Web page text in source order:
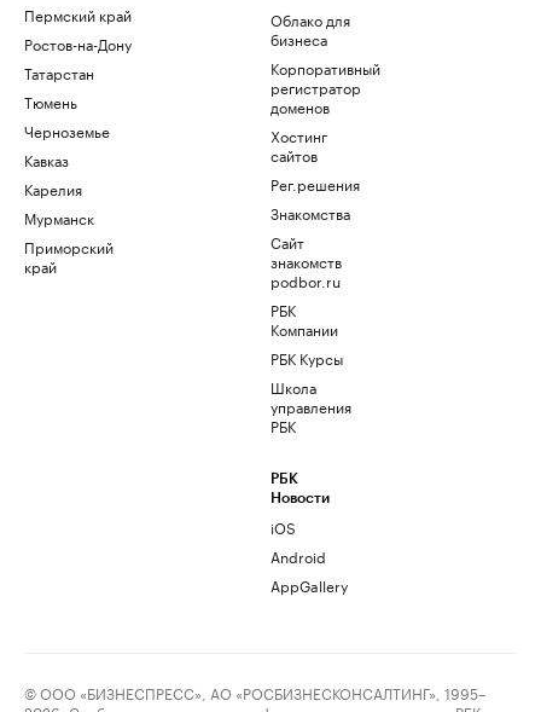
Пермский край
Ростов-на-Дону
Татарстан
Тюмень
Черноземье
Кавказ
Карелия
Мурманск
Приморский
край
Облако для
бизнеса
Корпоративный
регистратор
доменов
Хостинг
сайтов
Рег.решения
Знакомства
Сайт
знакомств
podbor.ru
РБК
Компании
РБК Курсы
Школа
управления
РБК
РБК
Новости
iOS
Android
AppGallery
© ООО «БИЗНЕСПРЕСС», АО «РОСБИЗНЕСКОНСАЛТИНГ», 1995–